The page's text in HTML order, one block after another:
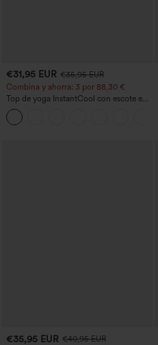
€31,95 EUR €35,95 EUR
Combina y ahorra: 3 por 88,30 €
Top de yoga InstantCool con escote en
U y bajo curvado - UPF50+
€35,95 EUR €40,95 EUR